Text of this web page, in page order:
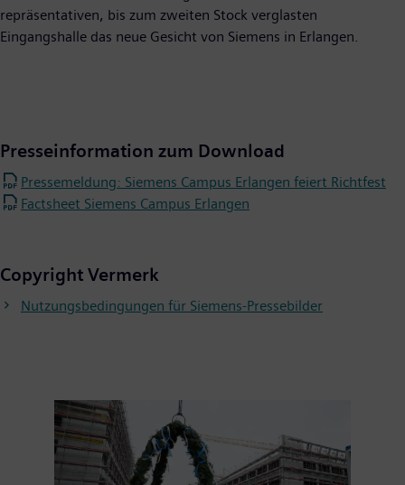
repräsentativen, bis zum zweiten Stock verglasten
Eingangshalle das neue Gesicht von Siemens in Erlangen.
Presseinformation zum Download
Pressemeldung: Siemens Campus Erlangen feiert Richtfest
Factsheet Siemens Campus Erlangen
Copyright Vermerk
Nutzungsbedingungen für Siemens-Pressebilder